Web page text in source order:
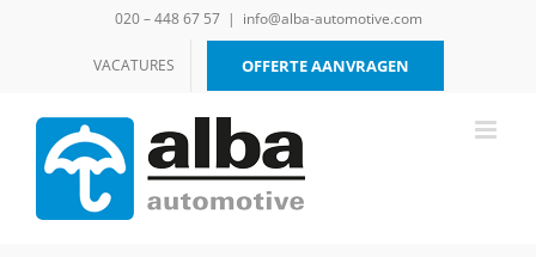
020 – 448 67 57 | info@alba-automotive.com
VACATURES OFFERTE AANVRAGEN